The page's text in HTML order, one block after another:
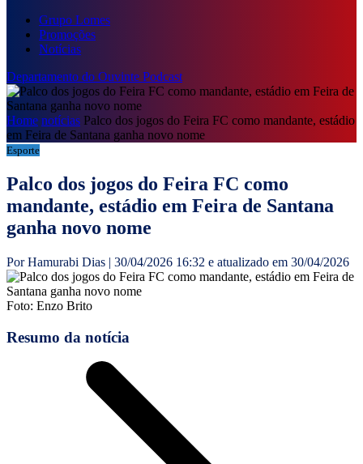
Grupo Lomes
Promoções
Notícias
Departamento do Ouvinte Podcast
Home notícias Palco dos jogos do Feira FC como mandante, estádio
em Feira de Santana ganha novo nome
Esporte
Palco dos jogos do Feira FC como
mandante, estádio em Feira de Santana
ganha novo nome
Por Hamurabi Dias | 30/04/2026 16:32 e atualizado em 30/04/2026
Foto: Enzo Brito
Resumo da notícia